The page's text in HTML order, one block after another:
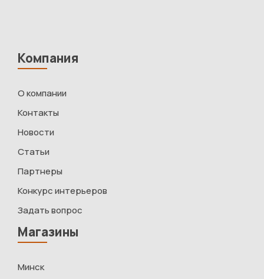
Компания
О компании
Контакты
Новости
Статьи
Партнеры
Конкурс интерьеров
Задать вопрос
Магазины
Минск